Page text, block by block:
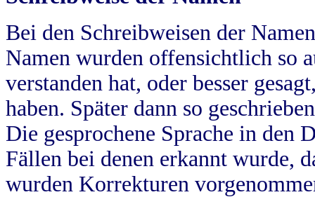
Bei den Schreibweisen der
Namen wurden offensichtlich so
verstanden hat, oder besser
haben. Später dann so
Die gesprochene Sprache in
Fällen bei denen erkannt wurde,
wurden Korrekturen